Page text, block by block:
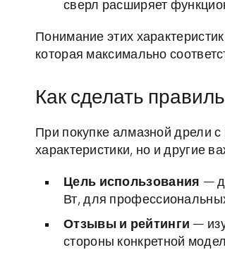
сверл расширяет
Понимание этих
которая максимально
Как сделать
При покупке алмазной дрели с
характеристики, но и другие
Цель использования —
Вт, для
Отзывы и рейтинги —
стороны конкретной